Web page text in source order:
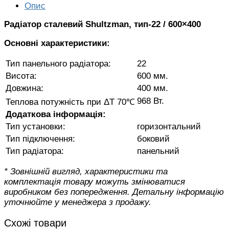
Опис
Радіатор сталевий Shultzman, тип-22 / 600×400
Основні характеристики:
Тип панельного радіатора:
22
Висота:
600 мм.
Довжина:
400 мм.
Теплова потужність при ΔT 70℃ 968 Вт.
Додаткова інформація:
Тип установки:
горизонтальний
Тип підключення:
боковий
Тип радіатора:
панельний
* Зовнішній вигляд, характеристики та
комплектація товару можуть змінюватися
виробником без попередження. Детальну інформацію
уточнюйте у менеджера з продажу.
Схожі товари